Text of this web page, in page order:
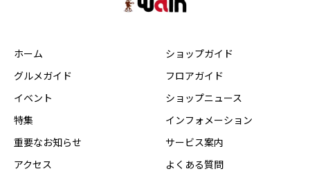
ホーム
グルメガイド
イベント
特集
重要なお知らせ
アクセス
ショップガイド
フロアガイド
ショップニュース
インフォメーション
サービス案内
よくある質問